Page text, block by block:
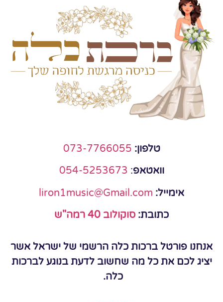
טלפון: 073-7766055
וואטאפ:
054-5253673
אימייל: liron1music@Gmail.com
כתובת: סוקולוב 40 רמה"ש
אנחנו פורטל ברכות כלה הרשמי של ישראל אשר
יציג לכם את כל מה שחשוב לדעת בנוגע לברכות
כלה.